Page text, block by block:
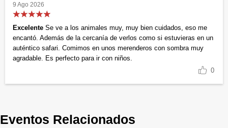
9 Ago 2026
Excelente Se ve a los animales muy, muy bien cuidados, eso me
encantó. Además de la cercanía de verlos como si estuvieras en un
auténtico safari. Comimos en unos merenderos con sombra muy
agradable. Es perfecto para ir con niños.
0
Eventos Relacionados